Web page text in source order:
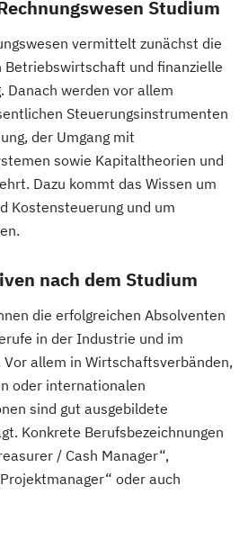
und Ernährung
Werkstoffe
Materials Engineering
und Management
and Public Services
Business
(EN)
Technische
und Business
Engineering
Studium
vermittelt zunächst die
Betriebswirtschaft und finanzielle
Danach werden vor allem
Steuerungsinstrumenten
der Umgang mit
sowie Kapitaltheorien und
Dazu kommt das Wissen um
Kostensteuerung und um
nach dem Studium
die erfolgreichen Absolventen
in der Industrie und im
allem in Wirtschaftsverbänden,
oder internationalen
sind gut ausgebildete
Konkrete Berufsbezeichnungen
/ Cash Manager“,
oder auch